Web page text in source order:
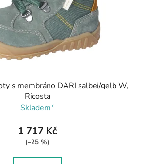
s membráno DARI salbei/gelb W,
Ricosta
Skladem*
1 717 Kč
(–25 %)